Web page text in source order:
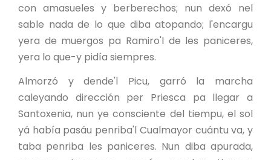
con amasueles y berberechos; nun dexó nel
sable nada de lo que diba atopando; l'encargu
yera de muergos pa Ramiro'l de les paniceres,
yera lo que-y pidía siempres.
Almorzó y dende'l Picu, garró la marcha
caleyando dirección per Priesca pa llegar a
Santoxenia, nun ye consciente del tiempu, el sol
yá había pasáu penriba'l Cualmayor cuántu va, y
taba penriba les paniceres. Nun diba apurada,